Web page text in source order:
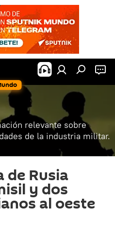
relevante sobre
de la industria militar.
de Rusia
y dos
al oeste